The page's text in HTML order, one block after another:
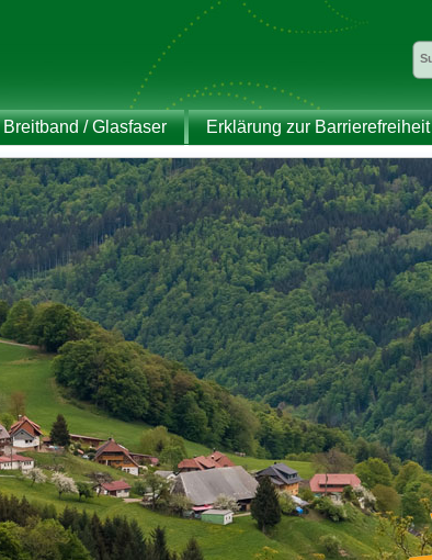
Breitband / Glasfaser Erklärung zur Barrierefreiheit